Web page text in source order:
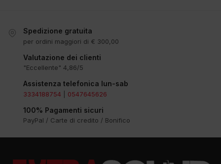
Spedizione gratuita
per ordini maggiori di € 300,00
Valutazione dei clienti
"Eccellente" 4,86/5
Assistenza telefonica lun-sab
3334188754 0547645626
100% Pagamenti sicuri
PayPal / Carte di credito / Bonifico